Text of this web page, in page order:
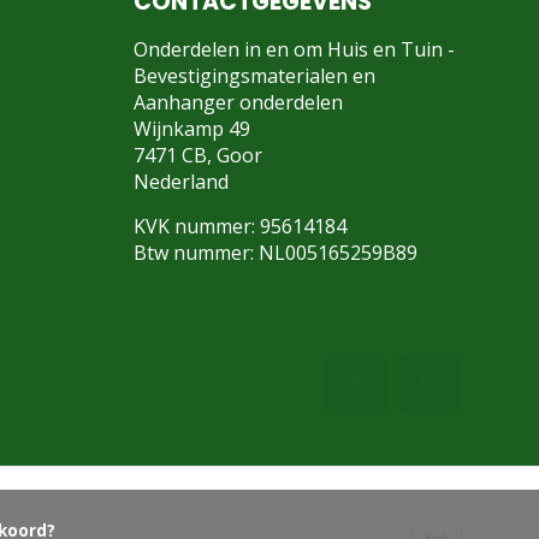
Onderdelen in en om Huis en Tuin -
Bevestigingsmaterialen en
Aanhanger onderdelen
Wijnkamp 49
7471 CB, Goor
Nederland
KVK nummer: 95614184
Btw nummer: NL005165259B89